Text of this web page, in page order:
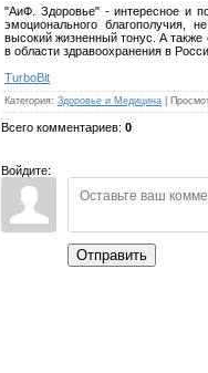
"АиФ. Здоровье" - интересное и
эмоционального благополучия,
высокий жизненный тонус. А
в области здравоохранения в
TurbоBit
Категория: Здоровье и Медицина
Всего комментариев: 0
Войдите:
Отправить